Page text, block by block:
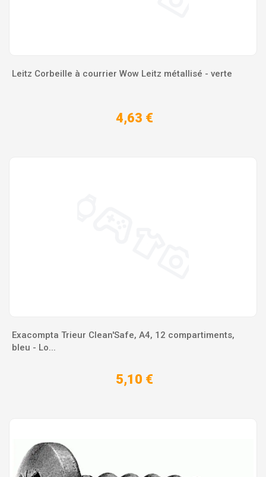
Leitz Corbeille à courrier Wow Leitz métallisé - verte
4,63 €
Exacompta Trieur Clean'Safe, A4, 12 compartiments,
bleu - Lo...
5,10 €